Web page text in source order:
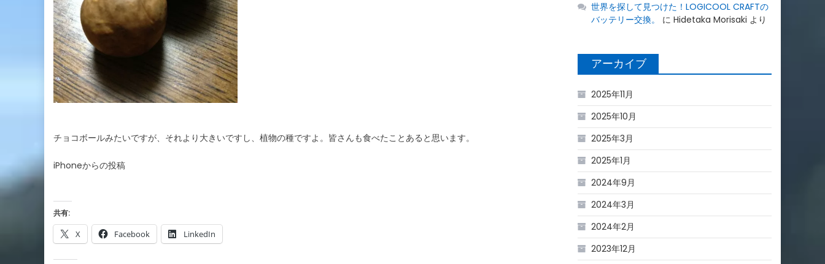
チョコボールみたいですが、それより大きいですし、植物の種ですよ。皆さんも食べたことあると思います。
iPhoneからの投稿
共有:
X Facebook LinkedIn
世界を探して見つけた！LOGICOOL CRAFTの
バッテリー交換。
にHidetaka Morisaki より
アーカイブ
2025年11月
2025年10月
2025年3月
2025年1月
2024年9月
2024年3月
2024年2月
2023年12月